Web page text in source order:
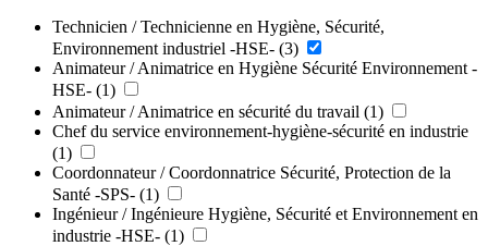
Technicien / Technicienne en Hygiène, Sécurité,
Environnement industriel -HSE- (3)
Animateur / Animatrice en Hygiène Sécurité Environnement -
HSE- (1)
Animateur / Animatrice en sécurité du travail (1)
Chef du service environnement-hygiène-sécurité en industrie
(1)
Coordonnateur / Coordonnatrice Sécurité, Protection de la
Santé -SPS- (1)
Ingénieur / Ingénieure Hygiène, Sécurité et Environnement en
industrie -HSE- (1)